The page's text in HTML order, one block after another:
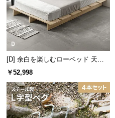
o.,
[D] 余白を楽しむローベッド 天然
木調 ステージベッド プレミアムマ
ットレス付き
￥52,998